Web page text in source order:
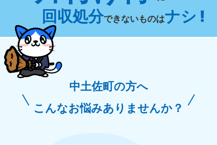
回収処分できないものはナシ !
中土佐町の方へ
こんなお悩みありませんか？